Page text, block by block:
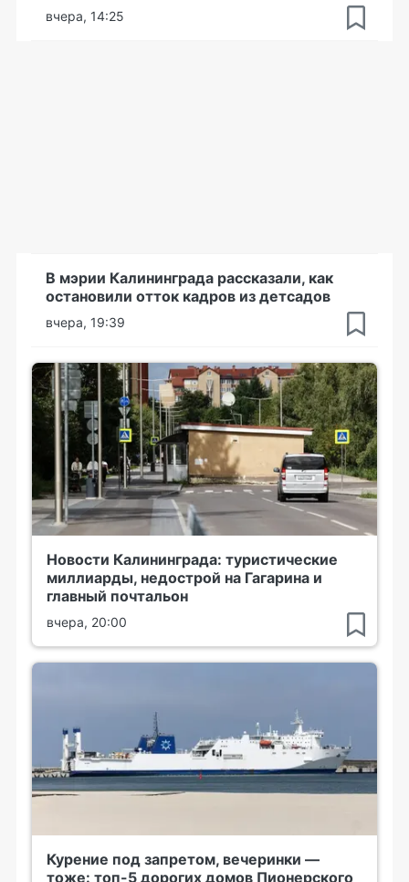
вчера, 14:25
В мэрии Калининграда рассказали, как
остановили отток кадров из детсадов
вчера, 19:39
Новости Калининграда: туристические
миллиарды, недострой на Гагарина и
главный почтальон
вчера, 20:00
Курение под запретом, вечеринки —
тоже: топ-5 дорогих домов Пионерского